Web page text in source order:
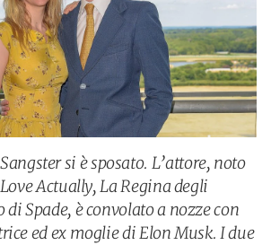
si è sposato. L’attore, noto
Actually, La Regina degli
di Spade, è convolato a nozze con
ed ex moglie di Elon Musk. I due